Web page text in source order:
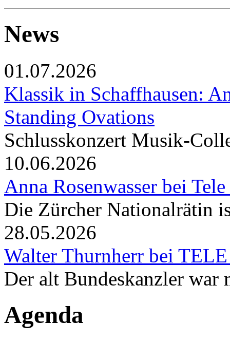
News
01.07.2026
Klassik in Schaffhausen:
Standing Ovations
Schlusskonzert Musik-
10.06.2026
Anna Rosenwasser bei
Die Zürcher Nationalrätin
28.05.2026
Walter Thurnherr bei
Der alt Bundeskanzler war
Agenda